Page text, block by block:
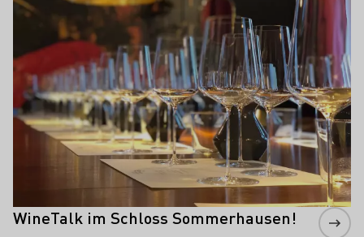
WineTalk im Schloss Sommerhausen!